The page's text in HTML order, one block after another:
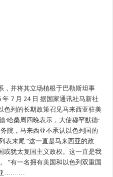
，并将其立场植根于巴勒斯坦事
7 月 24 日 据国家通讯社马新社
色列的长期政策召见马来西亚驻美
·哈桑周四晚表示，大使穆罕默德·
院，马来西亚不承认以色列国的
表末尾 “这一直是马来西亚的政
或犹太复国主义政权。这一直是我
“有一名拥有美国和以色列双重国
亚…… …